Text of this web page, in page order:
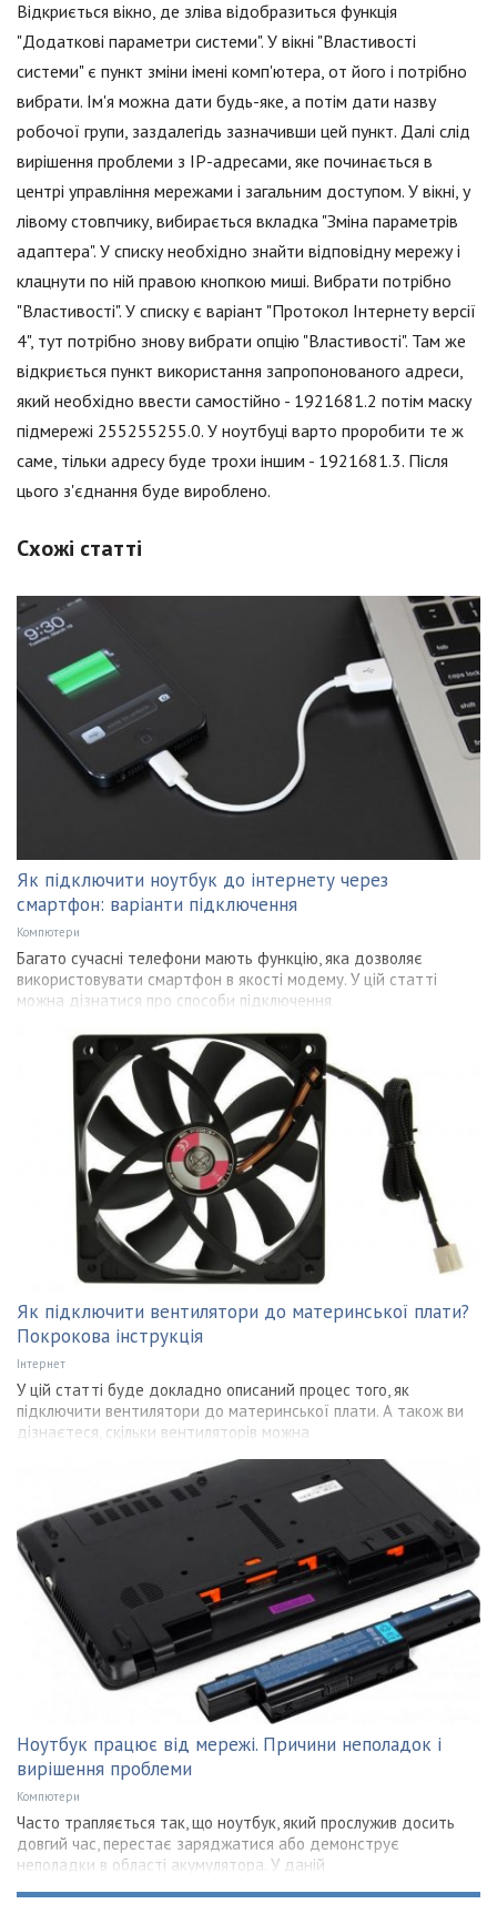
Відкриється вікно, де зліва відобразиться функція
"Додаткові параметри системи". У вікні "Властивості
системи" є пункт зміни імені комп'ютера, от його і потрібно
вибрати. Ім'я можна дати будь-яке, а потім дати назву
робочої групи, заздалегідь зазначивши цей пункт. Далі слід
вирішення проблеми з IP-адресами, яке починається в
центрі управління мережами і загальним доступом. У вікні, у
лівому стовпчику, вибирається вкладка "Зміна параметрів
адаптера". У списку необхідно знайти відповідну мережу і
клацнути по ній правою кнопкою миші. Вибрати потрібно
"Властивості". У списку є варіант "Протокол Інтернету версії
4", тут потрібно знову вибрати опцію "Властивості". Там же
відкриється пункт використання запропонованого адреси,
який необхідно ввести самостійно - 1921681.2 потім маску
підмережі 255255255.0. У ноутбуці варто проробити те ж
саме, тільки адресу буде трохи іншим - 1921681.3. Після
цього з'єднання буде вироблено.
Схожі статті
Як підключити ноутбук до інтернету через
смартфон: варіанти підключення
Компютери
Багато сучасні телефони мають функцію, яка дозволяє
використовувати смартфон в якості модему. У цій статті
можна дізнатися про способи підключення
Як підключити вентилятори до материнської плати?
Покрокова інструкція
Інтернет
У цій статті буде докладно описаний процес того, як
підключити вентилятори до материнської плати. А також ви
дізнаєтеся, скільки вентиляторів можна
Ноутбук працює від мережі. Причини неполадок і
вирішення проблеми
Компютери
Часто трапляється так, що ноутбук, який прослужив досить
довгий час, перестає заряджатися або демонструє
неполадки в області акумулятора. У даній